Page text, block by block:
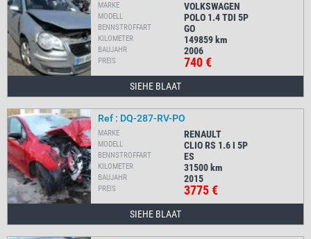
MARKE VOLKSWAGEN
MODELL POLO 1.4 TDI 5P
BENNSTROFFART GO
KILOMETER 149859 km
BAUJAHR 2006
PREIS 740 €
SIEHE BLAAT
MARKE RENAULT
Ref : DQ-287-RV-PO
MODELL CLIO RS 1.6 I 5P
BENNSTROFFART ES
KILOMETER 31500 km
BAUJAHR 2015
PREIS 3775 €
SIEHE BLAAT